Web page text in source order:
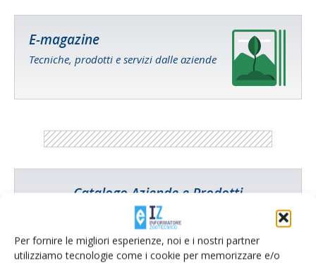
Per fornire le migliori esperienze, noi e i nostri partner
utilizziamo tecnologie come i cookie per memorizzare e/o
E-magazine
Tecniche, prodotti e servizi dalle aziende
Catalogo Aziende e Prodotti
Un modo semplice per cercare un'azienda o un
prodotto!
Cerca adesso